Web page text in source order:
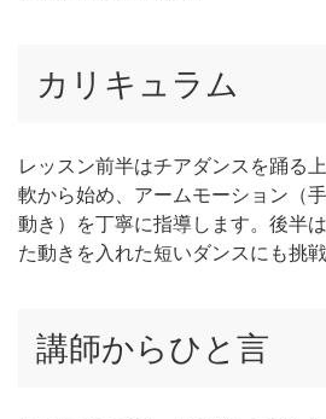
カリキュラム
レッスン前半はチアダンスを踊る
軟から始め、アームモーション（
動き）を丁寧に指導します。後半
た動きを入れた短いダンスにも挑
講師からひと言